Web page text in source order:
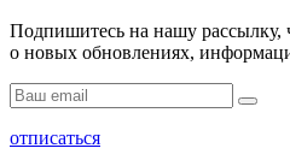
Подпишитесь на нашу рассылку,
о новых обновлениях,
отписаться